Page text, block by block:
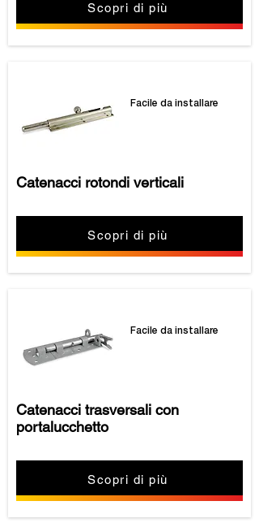
Scopri di più
Facile da installare
Catenacci rotondi verticali
Scopri di più
Facile da installare
Catenacci trasversali con
portalucchetto
Scopri di più